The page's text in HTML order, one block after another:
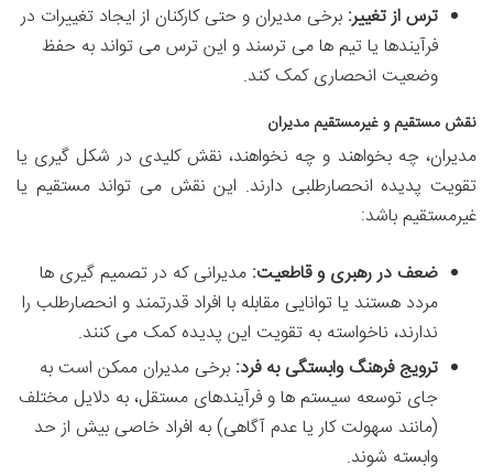
ترس از تغییر: برخی مدیران و حتی کارکنان از ایجاد تغییرات در
فرآیندها یا تیم ها می ترسند و این ترس می تواند به حفظ
وضعیت انحصاری کمک کند.
نقش مستقیم و غیرمستقیم مدیران
مدیران، چه بخواهند و چه نخواهند، نقش کلیدی در شکل گیری یا
تقویت پدیده انحصارطلبی دارند. این نقش می تواند مستقیم یا
غیرمستقیم باشد:
ضعف در رهبری و قاطعیت: مدیرانی که در تصمیم گیری ها
مردد هستند یا توانایی مقابله با افراد قدرتمند و انحصارطلب را
ندارند، ناخواسته به تقویت این پدیده کمک می کنند.
ترویج فرهنگ وابستگی به فرد: برخی مدیران ممکن است به
جای توسعه سیستم ها و فرآیندهای مستقل، به دلایل مختلف
(مانند سهولت کار یا عدم آگاهی) به افراد خاصی بیش از حد
وابسته شوند.